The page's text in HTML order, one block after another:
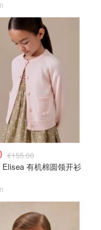
€155.00
Elisea 有机棉圆领开衫